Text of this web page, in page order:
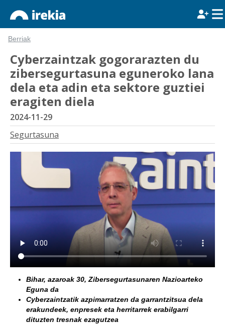
Berriak
Cyberzaintzak gogorarazten du
zibersegurtasuna eguneroko lana
dela eta adin eta sektore guztiei
eragiten diela
2024-11-29
Segurtasuna
Bihar, azaroak 30, Zibersegurtasunaren Nazioarteko
Eguna da
Cyberzaintzatik azpimarratzen da garrantzitsua dela
erakundeek, enpresek eta herritarrek erabilgarri
dituzten tresnak ezagutzea